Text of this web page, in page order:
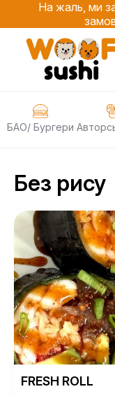
На жаль, ми
БАО/ Бургери
Без рису
FRESH ROLL